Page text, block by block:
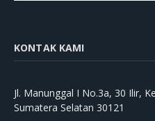
KONTAK KAMI
Jl. Manunggal I No.3a, 30 Ilir,
Sumatera Selatan 30121